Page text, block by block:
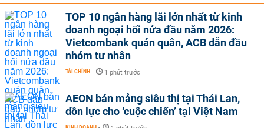
TOP 10 ngân hàng lãi lớn nhất từ kinh
doanh ngoại hối nửa đầu năm 2026:
Vietcombank quán quân, ACB dẫn đầu
nhóm tư nhân
TÀI CHÍNH - 1 phút trước
AEON bán mảng siêu thị tại Thái Lan,
dồn lực cho ‘cuộc chiến’ tại Việt Nam